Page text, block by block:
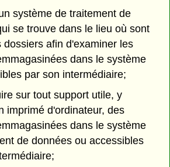
système de traitement de
se trouve dans le lieu où sont
dossiers afin d'examiner les
dans le système
par son intermédiaire;
sur tout support utile, y
imprimé d'ordinateur, des
dans le système
de données ou accessibles